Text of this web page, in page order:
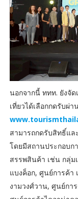
นอกจากนี้ ททท. ยังจั
เที่ยวได้เลือกกดรับผ่
สามารถกดรับสิทธิ์แล
โดยมีสถานประกอบก
สรรพสินค้า เช่น กลุ่ม
แบงค็อก, ศูนย์การค้า
งามวงศ์วาน, ศูนย์กา